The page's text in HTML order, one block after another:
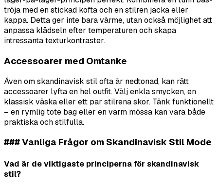
tröja med en stickad kofta och en stilren jacka eller
kappa. Detta ger inte bara värme, utan också möjlighet att
anpassa klädseln efter temperaturen och skapa
intressanta texturkontraster.
Accessoarer med Omtanke
Även om skandinavisk stil ofta är nedtonad, kan rätt
accessoarer lyfta en hel outfit. Välj enkla smycken, en
klassisk väska eller ett par stilrena skor. Tänk funktionellt
– en rymlig tote bag eller en varm mössa kan vara både
praktiska och stilfulla.
### Vanliga Frågor om Skandinavisk Stil Mode
Vad är de viktigaste principerna för skandinavisk
stil?